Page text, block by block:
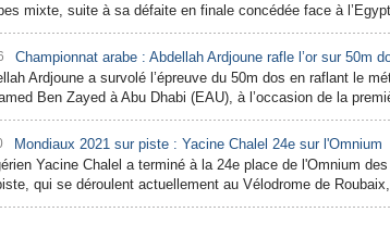
mixte, suite à sa défaite en finale concédée face à
Championnat arabe : Abdellah Ardjoune rafle l’or sur 50m
Ardjoune a survolé l’épreuve du 50m dos en raflant le
Ben Zayed à Abu Dhabi (EAU), à l’occasion de la
Mondiaux 2021 sur piste : Yacine Chalel 24e sur l'Omnium
Yacine Chalel a terminé à la 24e place de l'Omnium
qui se déroulent actuellement au Vélodrome de